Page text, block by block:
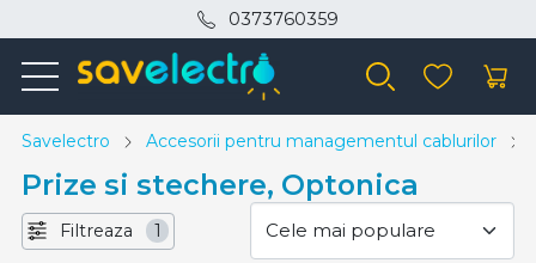
0373760359
Savelectro Accesorii pentru managementul cablurilor
Prize si stechere, Optonica
Filtreaza 1